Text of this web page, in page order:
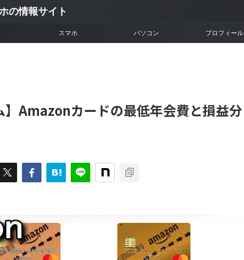
の情報サイト
スマホ パソコン プロフィール
】Amazonカードの最低年会費と損益分